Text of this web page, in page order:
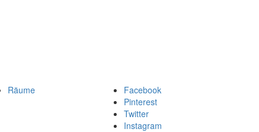
Räume
Facebook
Pinterest
Twitter
Instagram